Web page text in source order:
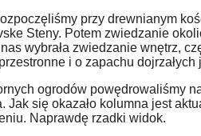
przy drewnianym
Steny. Potem zwiedzanie
wybrała zwiedzanie wnętrz,
i o zapachu dojrzałych
ogrodów powędrowaliśmy
Jak się okazało kolumna jest
Naprawdę rzadki widok.